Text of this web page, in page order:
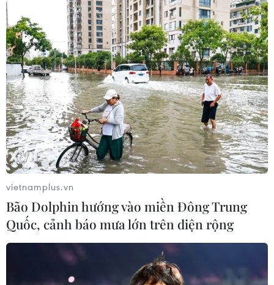
vietnamplus.vn
Bão Dolphin hướng vào miền Đông Trung
Quốc, cảnh báo mưa lớn trên diện rộng